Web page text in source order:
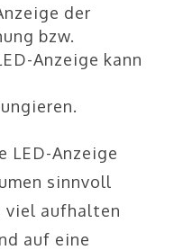
der
bzw.
Anzeige kann
LED-Anzeige
sinnvoll
viel aufhalten
auf eine